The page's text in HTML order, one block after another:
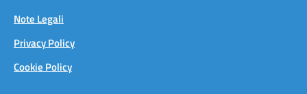
Note Legali
Privacy Policy
Cookie Policy